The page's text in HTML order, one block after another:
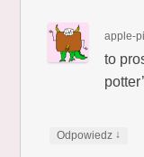
apple-
to
Odpowiedz ↓